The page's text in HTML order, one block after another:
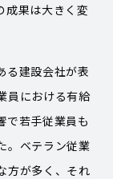
成果は大きく変
る建設会社が表
員における有給
で若手従業員も
。ベテラン従業
方が多く、それ